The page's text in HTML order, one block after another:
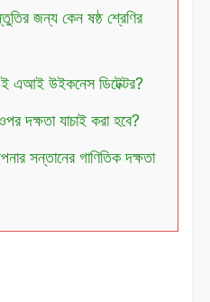
জন্য কেন ষষ্ঠ শ্রেণির
এআই উইকনেস ডিটেক্টর?
দক্ষতা যাচাই করা হবে?
সন্তানের গাণিতিক দক্ষতা